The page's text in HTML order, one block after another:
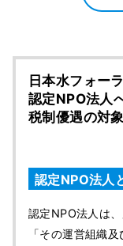
日本水フォー
認定NPO法人
税制優遇の対
認定NPO法人
認定NPO法人は
「その運営組織